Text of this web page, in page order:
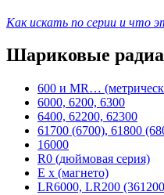
Как искать по серии и что
Шариковые
600 и MR…
6000, 6200, 6300
6400, 62200, 62300
61700 (6700), 61800
16000
R0 (дюймовая серия)
E x (магнето)
LR6000, LR200